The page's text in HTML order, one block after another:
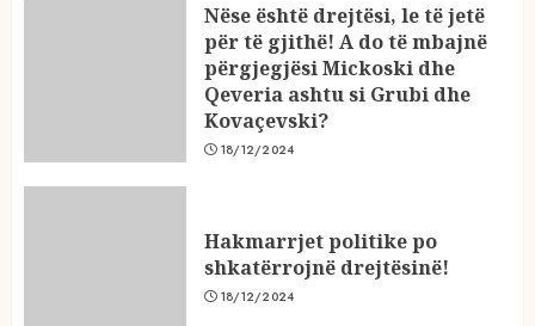
Nëse është drejtësi, le të jetë
për të gjithë! A do të mbajnë
përgjegjësi Mickoski dhe
Qeveria ashtu si Grubi dhe
Kovaçevski?
18/12/2024
Hakmarrjet politike po
shkatërrojnë drejtësinë!
18/12/2024